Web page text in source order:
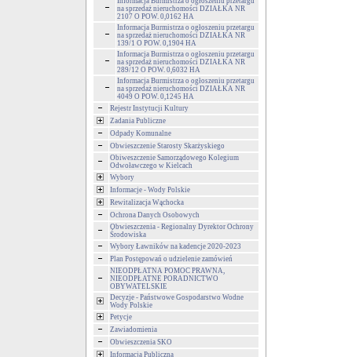
na sprzedaż nieruchomości DZIAŁKA NR
2107 O POW. 0,0162 HA
Informacja Burmistrza o ogłoszeniu przetargu
na sprzedaż nieruchomości DZIAŁKA NR
139/1 O POW. 0,1904 HA
Informacja Burmistrza o ogłoszeniu przetargu
na sprzedaż nieruchomości DZIAŁKA NR
289/12 O POW. 0,6032 HA
Informacja Burmistrza o ogłoszeniu przetargu
na sprzedaż nieruchomości DZIAŁKA NR
4049 O POW. 0,1245 HA
Rejestr Instytucji Kultury
Zadania Publiczne
Odpady Komunalne
Obwieszczenie Starosty Skarżyskiego
Obiweszczenie Samorządowego Kolegium
Odwoławczego w Kielcach
Wybory
Informacje - Wody Polskie
Rewitalizacja Wąchocka
Ochrona Danych Osobowych
Obwieszczenia - Regionalny Dyrektor Ochrony
Środowiska
Wybory Ławników na kadencje 2020-2023
Plan Postępowań o udzielenie zamówień
NIEODPŁATNA POMOC PRAWNA,
NIEODPŁATNE PORADNICTWO
OBYWATELSKIE
Decyzje - Państwowe Gospodarstwo Wodne
Wody Polskie
Petycje
Zawiadomienia
Obwieszczenia SKO
Informacja Publiczna